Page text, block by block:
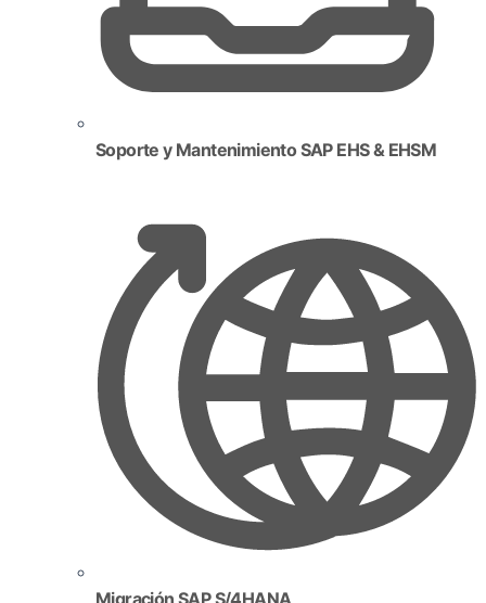
Soporte y Mantenimiento SAP EHS & EHSM
Migración SAP S/4HANA